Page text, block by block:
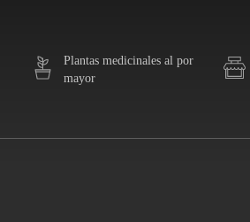
Plantas medicinales al por
mayor